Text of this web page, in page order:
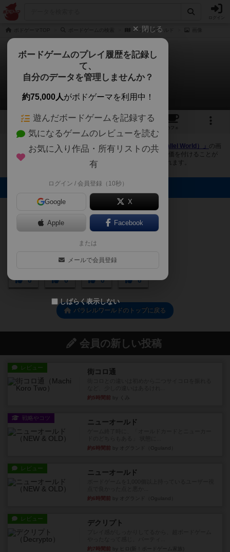
ログイン
パラレルワールド
パラレルワールド
4件の画像
4 1
カフェ
ボドゲーマにログインすると、 「パラレルワールド（Parallel World）」 の画
像をアップロード出来たり、他のユーザーの投稿画像に評価を付けることが
できます。また、トップ6の画像は様々なページで表示されます。
トップに表示される画像
0
ぺぺろん
0 0
ぺぺろん
0
パラレルワールドのトップに戻る
会員の新しい投稿
レビュー 街コロ通
約5時間前
戦略やコツ ニューオールド
約6時間前
レビュー ニューオールド
約6時間前
レビュー デクリプト
約7時間前
閉じる
ボードゲームのプレイ履歴を記録し
て、
自分のデータを管理しませんか？
約75,000人がボドゲーマを利用中！
遊んだボードゲームを記録する
気になるゲームのレビューを読む
お気に入り作品・所有リストの共
有
ログイン / 会員登録（10秒）
Google X
Apple Facebook
または
メールで会員登録
しばらく表示しない